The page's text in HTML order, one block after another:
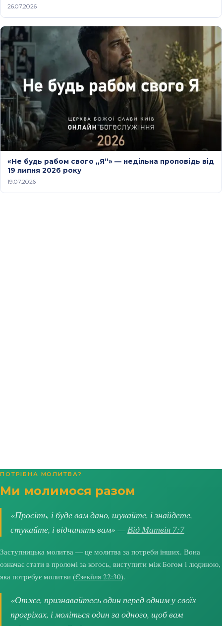
26.07.2026
«Не будь рабом свого „Я“» — недільна проповідь від
19 липня 2026 року
19.07.2026
ПОТРІБНА МОЛИТВА?
Ми молимося разом
«Просіть, і буде вам дано, шукайте, і знайдете,
стукайте, і відчинять вам» —Від Матвія 7:7
Заступницька молитва — це молитва за потреби інших. Вона
означає стати в проломі за когось, виступити між Богом і людиною,
яка потребує молитви (Єзекіїля 22:30).
«Отже, признавайтесь один перед одним у своїх
прогріхах, і моліться один за одного, щоб вам